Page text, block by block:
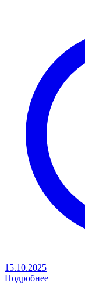
15.10.2025
Подробнее